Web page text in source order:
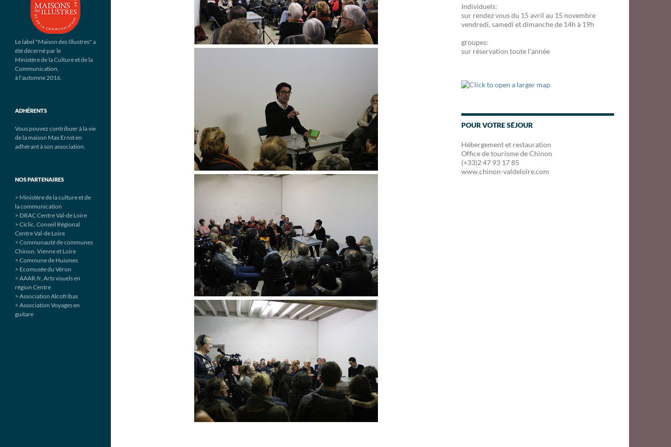
Individuels:
sur rendez vous du 15 avril au 15 novembre
vendredi, samedi et dimanche de 14h à 19h
groupes:
sur réservation toute l'année
POUR VOTRE SÉJOUR
Hébergement et restauration
Office de tourisme de Chinon
(+33)2 47 93 17 85
www.chinon-valdeloire.com
Le label "Maison des Illustres" a
été décerné par le
Ministère de la Culture et de la
Communication,
à l'automne 2016.
ADHÉRENTS
Vous pouvez contribuer à la vie
de la maison Max Ernst en
adhérant à son association.
NOS PARTENAIRES
> Ministère de la culture et de
la communication
> DRAC Centre Val-de Loire
> Ciclic, Conseil Régional
Centre Val-de Loire
> Communauté de communes
Chinon, Vienne et Loire
> Commune de Huismes
> Ecomusée du Véron
> AAAR.fr, Arts visuels en
région Centre
> Association Alcofribas
> Association Voyages en
guitare